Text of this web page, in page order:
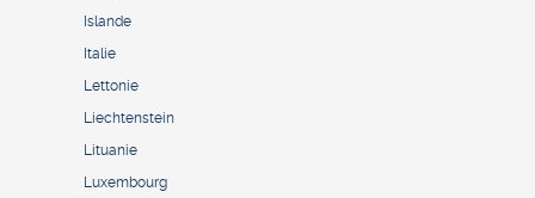
Islande
Italie
Lettonie
Liechtenstein
Lituanie
Luxembourg